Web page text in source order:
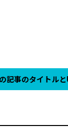
記事のタイトル